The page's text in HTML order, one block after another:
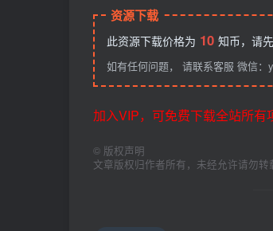
资源下载
此资源下载价格为 10 知币，请先
如有任何问题， 请联系客服 微信：
加入VIP，可免费下载全站所有
© 版权声明
文章版权归作者所有，未经允许请勿转